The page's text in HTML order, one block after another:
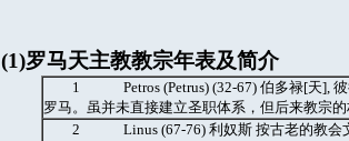
(1)罗马天主教教宗年表及简介
1 Petros (Petrus) (32-67) 伯多禄[天], 彼
罗马。虽并未直接建立圣职体系，但后来教宗
2 Linus (67-76) 利奴斯 按古老的教会文